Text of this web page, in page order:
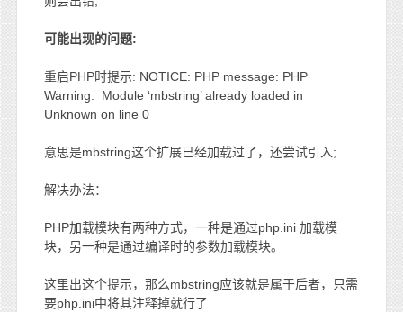
可能出现的问题:
重启PHP时提示: NOTICE: PHP message: PHP
Warning: Module ‘mbstring’ already loaded in
Unknown on line 0
意思是mbstring这个扩展已经加载过了，还尝试引入;
解决办法：
PHP加载模块有两种方式，一种是通过php.ini 加载模
块，另一种是通过编译时的参数加载模块。
这里出这个提示，那么mbstring应该就是属于后者，只需
要php.ini中将其注释掉就行了